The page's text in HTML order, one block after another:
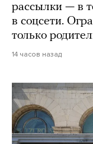
рассылки — в
в соцсети.
только
14 часов назад